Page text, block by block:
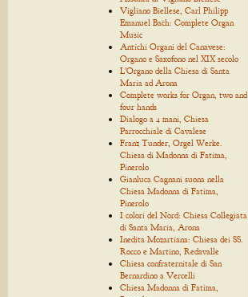
Vigliano Biellese, Carl Philipp
Emanuel Bach: Complete Organ
Music
Antichi Organi del Canavese:
Organo e Saxofono nel XIX secolo
L'Organo della Chiesa di Santa
Maria ad Arona
Complete works for Organ, two and
four hands
Dialogo a 4 mani, Chiesa
Parrocchiale di Cavalese
Franz Tunder, Orgel Werke.
Chiesa di Madonna di Fatima,
Pinerolo
Gianluca Cagnani suona nella
Chiesa Madonna di Fatima,
Pinerolo
I colori del Nord: Chiesa Collegiata
di Santa Maria, Arona
Inedita Mozartiana: Chiesa dei SS.
Rocco e Martino, Redavalle
Chiesa confraternitale di San
Bernardino a Vercelli
Chiesa Madonna di Fatima,